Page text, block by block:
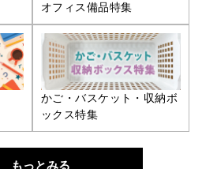
オフィス備品特集
かご・バスケット・収納ボ
ックス特集
もっとみる